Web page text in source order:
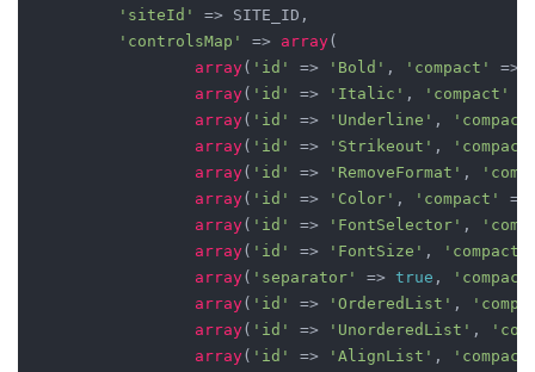
'siteId'
=> SITE_ID,
'controlsMap'
=> array(
array( 'id' => 'Bold' , 'compact' =>
array( 'id' => 'Italic' , 'compact'
array( 'id' => 'Underline' ,
array( 'id' => 'Strikeout' ,
array( 'id' => 'RemoveFormat' ,
array( 'id' => 'Color' , 'compact'
array( 'id' => 'FontSelector' ,
array( 'id' => 'FontSize' , 'compact'
array( 'separator' => true ,
array( 'id' => 'OrderedList' ,
array( 'id' => 'UnorderedList' ,
array( 'id' => 'AlignList' ,